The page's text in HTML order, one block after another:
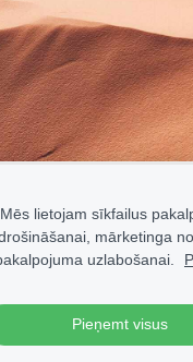
Sīkdatnes
arSadarbe- labo mājas
Mēs lietojam sīkfailus
mārketinga
uzlabošanai.
Pieņemt visus